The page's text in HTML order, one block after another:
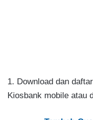
1. Download dan
Kiosbank mobile atau